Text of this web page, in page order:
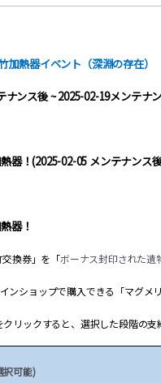
熱器イベント（深淵の存在）
ンス後 ~ 2025-02-19メンテナ
器！(2025-02-05 メンテナンス
器！
換券」を「ボーナス封印された遺
ンショップで購入できる「マグメ
リックすると、選択した段階の
択可能)